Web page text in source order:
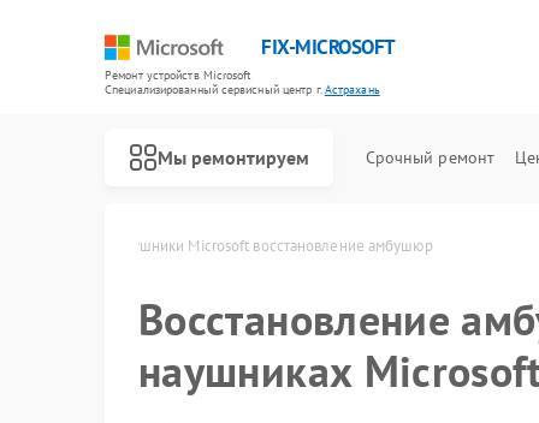
FIX-MICROSOFT
Ремонт устройств Microsoft
Специализированный cервисный центр г.Астрахань
Мы ремонтируем Срочный ремонт
Наушники Microsoft восстановление амбушюр
Восстановление
наушниках